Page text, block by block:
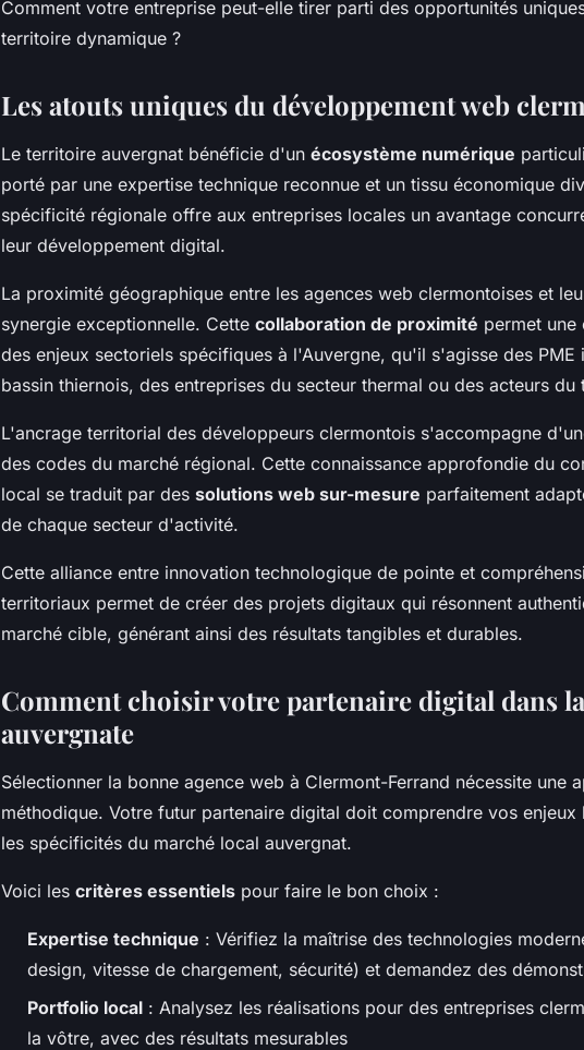
Comment votre entreprise peut-elle tirer parti des opportunités
territoire dynamique ?
Les atouts uniques du développement web
Le territoire auvergnat bénéficie d'un écosystème numérique
porté par une expertise technique reconnue et un tissu économique
spécificité régionale offre aux entreprises locales un avantage
leur développement digital.
La proximité géographique entre les agences web clermontoises et
synergie exceptionnelle. Cette collaboration de proximité permet une
des enjeux sectoriels spécifiques à l'Auvergne, qu'il s'agisse des PME
bassin thiernois, des entreprises du secteur thermal ou des acteurs
L'ancrage territorial des développeurs clermontois s'accompagne
des codes du marché régional. Cette connaissance approfondie du
local se traduit par des solutions web sur-mesure parfaitement
de chaque secteur d'activité.
Cette alliance entre innovation technologique de pointe et
territoriaux permet de créer des projets digitaux qui résonnent
marché cible, générant ainsi des résultats tangibles et durables.
Comment choisir votre partenaire digital dans
auvergnate
Sélectionner la bonne agence web à Clermont-Ferrand nécessite une
méthodique. Votre futur partenaire digital doit comprendre vos enjeux
les spécificités du marché local auvergnat.
Voici les critères essentiels pour faire le bon choix :
Expertise technique : Vérifiez la maîtrise des technologies
design, vitesse de chargement, sécurité) et demandez des
Portfolio local : Analysez les réalisations pour des entreprises
la vôtre, avec des résultats mesurables